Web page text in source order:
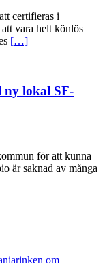
certifieras i
vara helt könlös
[…]
ny lokal SF-
för att kunna
är saknad av många
om